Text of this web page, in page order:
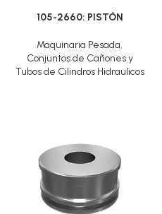
105-2660: PISTÓN
Maquinaria Pesada,
Conjuntos de Cañones y
Tubos de Cilindros Hidraulicos